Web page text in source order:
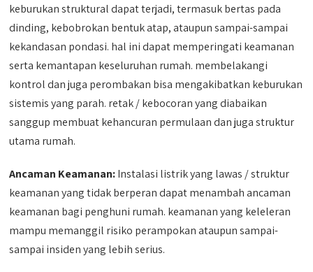
keburukan struktural dapat terjadi, termasuk bertas pada
dinding, kebobrokan bentuk atap, ataupun sampai-sampai
kekandasan pondasi. hal ini dapat memperingati keamanan
serta kemantapan keseluruhan rumah. membelakangi
kontrol dan juga perombakan bisa mengakibatkan keburukan
sistemis yang parah. retak / kebocoran yang diabaikan
sanggup membuat kehancuran permulaan dan juga struktur
utama rumah.
Ancaman Keamanan:Instalasi listrik yang lawas / struktur
keamanan yang tidak berperan dapat menambah ancaman
keamanan bagi penghuni rumah. keamanan yang keleleran
mampu memanggil risiko perampokan ataupun sampai-
sampai insiden yang lebih serius.